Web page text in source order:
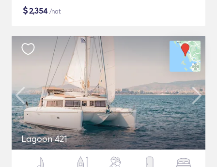
$2,354/nat
Lagoon 421